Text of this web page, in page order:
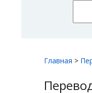
Главная >